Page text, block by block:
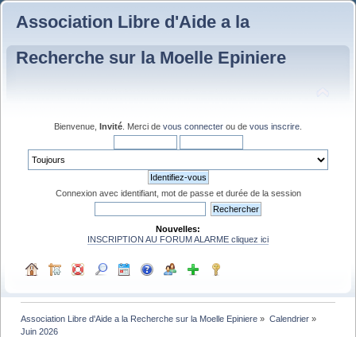
Association Libre d'Aide a la
Recherche sur la Moelle Epiniere
Bienvenue, Invité . Merci de vous connecter ou de vous inscrire
Connexion avec identifiant, mot de passe et durée de la session
Nouvelles:
INSCRIPTION AU FORUM ALARME cliquez ici
Association Libre d'Aide a la Recherche sur la Moelle Epiniere » Calendrier»
Juin 2026